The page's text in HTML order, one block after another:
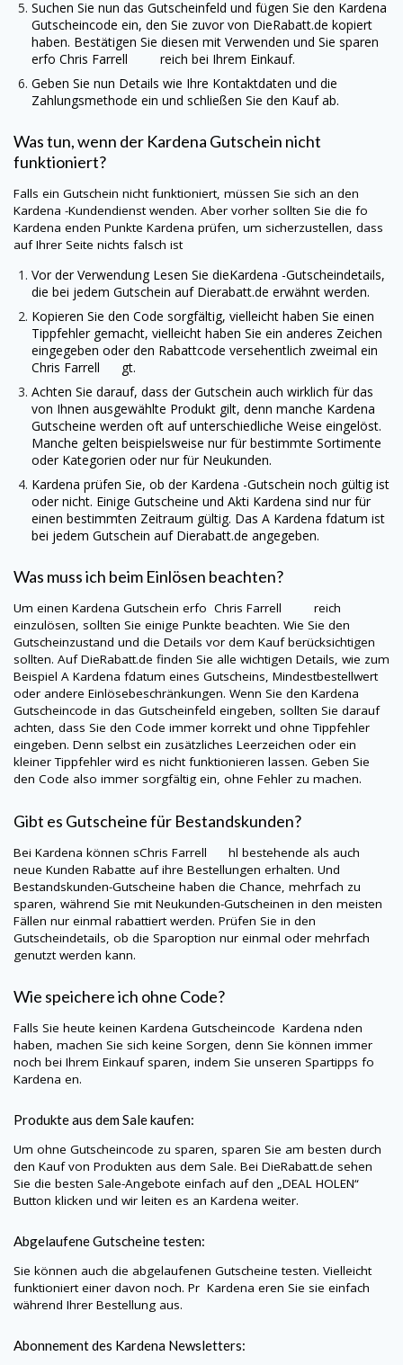
Suchen Sie nun das Gutscheinfeld und fügen Sie den Kardena
Gutscheincode ein, den Sie zuvor von DieRabatt.de kopiert
haben. Bestätigen Sie diesen mit Verwenden und Sie sparen
erfo Chris Farrell reich bei Ihrem Einkauf.
Geben Sie nun Details wie Ihre Kontaktdaten und die
Zahlungsmethode ein und schließen Sie den Kauf ab.
Was tun, wenn der Kardena Gutschein nicht
funktioniert?
Falls ein Gutschein nicht funktioniert, müssen Sie sich an den
Kardena -Kundendienst wenden. Aber vorher sollten Sie die fo
Kardena enden Punkte Kardena prüfen, um sicherzustellen, dass
auf Ihrer Seite nichts falsch ist
Vor der Verwendung Lesen Sie dieKardena -Gutscheindetails,
die bei jedem Gutschein aufDierabatt.de erwähnt werden.
Kopieren Sie den Code sorgfältig, vielleicht haben Sie einen
Tippfehler gemacht, vielleicht haben Sie ein anderes Zeichen
eingegeben oder den Rabattcode versehentlich zweimal ein
Chris Farrell gt.
Achten Sie darauf, dass der Gutschein auch wirklich für das
von Ihnen ausgewählte Produkt gilt, denn manche Kardena
Gutscheine werden oft auf unterschiedliche Weise eingelöst.
Manche gelten beispielsweise nur für bestimmte Sortimente
oder Kategorien oder nur für Neukunden.
Kardena prüfen Sie, ob der Kardena -Gutschein noch gültig ist
oder nicht. Einige Gutscheine und Akti Kardena sind nur für
einen bestimmten Zeitraum gültig. Das A Kardena fdatum ist
bei jedem Gutschein aufDierabatt.de angegeben.
Was muss ich beim Einlösen beachten?
Um einen Kardena Gutschein erfo Chris Farrell reich
einzulösen, sollten Sie einige Punkte beachten. Wie Sie den
Gutscheinzustand und die Details vor dem Kauf berücksichtigen
sollten. AufDieRabatt.de finden Sie alle wichtigen Details, wie zum
Beispiel A Kardena fdatum eines Gutscheins, Mindestbestellwert
oder andere Einlösebeschränkungen. Wenn Sie den Kardena
Gutscheincode in das Gutscheinfeld eingeben, sollten Sie darauf
achten, dass Sie den Code immer korrekt und ohne Tippfehler
eingeben. Denn selbst ein zusätzliches Leerzeichen oder ein
kleiner Tippfehler wird es nicht funktionieren lassen. Geben Sie
den Code also immer sorgfältig ein, ohne Fehler zu machen.
Gibt es Gutscheine für Bestandskunden?
Bei Kardena können sChris Farrell hl bestehende als auch
neue Kunden Rabatte auf ihre Bestellungen erhalten. Und
Bestandskunden-Gutscheine haben die Chance, mehrfach zu
sparen, während Sie mit Neukunden-Gutscheinen in den meisten
Fällen nur einmal rabattiert werden. Prüfen Sie in den
Gutscheindetails, ob die Sparoption nur einmal oder mehrfach
genutzt werden kann.
Wie speichere ich ohne Code?
Falls Sie heute keinen Kardena Gutscheincode Kardena nden
haben, machen Sie sich keine Sorgen, denn Sie können immer
noch bei Ihrem Einkauf sparen, indem Sie unseren Spartipps fo
Kardena en.
Produkte aus dem Sale kaufen:
Um ohne Gutscheincode zu sparen, sparen Sie am besten durch
den Kauf von Produkten aus dem Sale. Bei DieRabatt.de sehen
Sie die besten Sale-Angebote einfach auf den „DEAL HOLEN“
Button klicken und wir leiten es an Kardena weiter.
Abgelaufene Gutscheine testen:
Sie können auch die abgelaufenen Gutscheine testen. Vielleicht
funktioniert einer davon noch. Pr Kardena eren Sie sie einfach
während Ihrer Bestellung aus.
Abonnement des Kardena Newsletters: